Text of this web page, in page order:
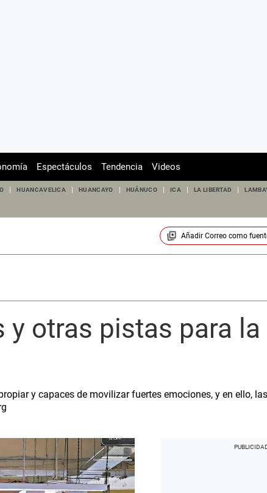
Espectáculos Tendencia Videos
HUANCAVELICA HUANCAYO HUÁNUCO ICA LA LIBERTAD
Añadir Correocomo
y otras pistas para la
y capaces de movilizar fuertes emociones, y en ello,